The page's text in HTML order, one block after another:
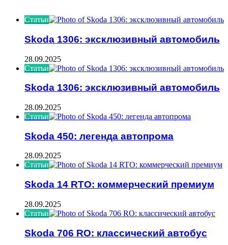
Статьи
Skoda 1306: эксклюзивный автомобиль
28.09.2025
Статьи
Skoda 1306: эксклюзивный автомобиль
28.09.2025
Статьи
Skoda 450: легенда автопрома
28.09.2025
Статьи
Skoda 14 RTO: коммерческий премиум
28.09.2025
Статьи
Skoda 706 RO: классический автобус